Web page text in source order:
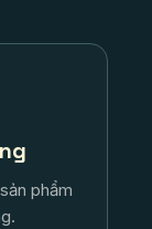
phẩm